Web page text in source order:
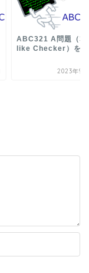
ABC321 A問題（
like Checker）を
2023年9